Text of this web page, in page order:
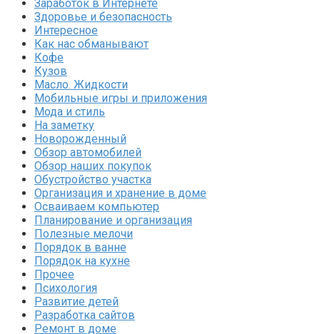
Заработок в Интернете
Здоровье и безопасность
Интересное
Как нас обманывают
Кофе
Кузов
Масло. Жидкости
Мобильные игры и приложения
Мода и стиль
На заметку
Новорожденный
Обзор автомобилей
Обзор наших покупок
Обустройство участка
Организация и хранение в доме
Осваиваем компьютер
Планирование и организация
Полезные мелочи
Порядок в ванне
Порядок на кухне
Прочее
Психология
Развитие детей
Разработка сайтов
Ремонт в доме